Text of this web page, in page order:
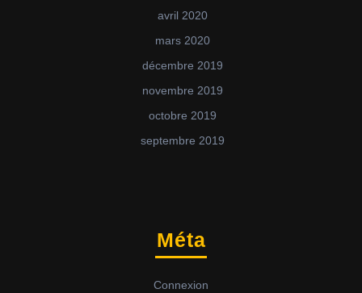
avril 2020
mars 2020
décembre 2019
novembre 2019
octobre 2019
septembre 2019
Méta
Connexion